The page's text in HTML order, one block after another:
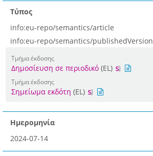
Τύπος
info:eu-repo/semantics/article
info:eu-repo/semantics/publishedVersion
Τμήμα έκδοσης
Δημοσίευση σε περιοδικό (EL)
Τμήμα έκδοσης
Σημείωμα εκδότη (EL)
Ημερομηνία
2024-07-14